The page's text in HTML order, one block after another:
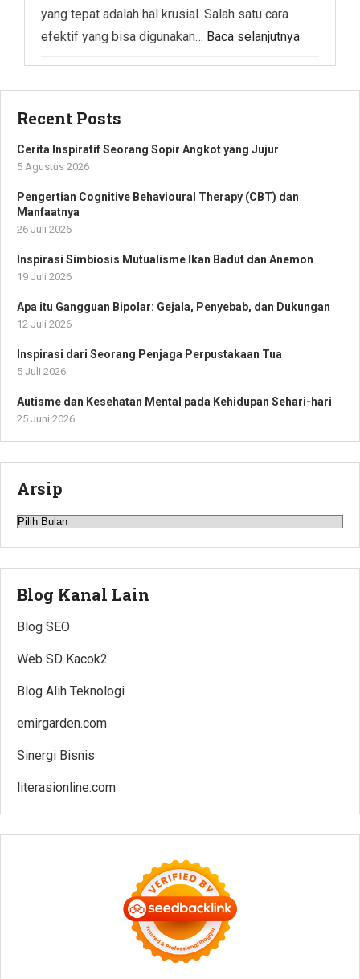
yang tepat adalah hal krusial. Salah satu cara
efektif yang bisa digunakan… Baca selanjutnya
Recent Posts
Cerita Inspiratif Seorang Sopir Angkot yang Jujur
5 Agustus 2026
Pengertian Cognitive Behavioural Therapy (CBT) dan
Manfaatnya
26 Juli 2026
Inspirasi Simbiosis Mutualisme Ikan Badut dan Anemon
19 Juli 2026
Apa itu Gangguan Bipolar: Gejala, Penyebab, dan Dukungan
12 Juli 2026
Inspirasi dari Seorang Penjaga Perpustakaan Tua
5 Juli 2026
Autisme dan Kesehatan Mental pada Kehidupan Sehari-hari
25 Juni 2026
Arsip
Arsip
Blog Kanal Lain
Blog SEO
Web SD Kacok2
Blog Alih Teknologi
emirgarden.com
Sinergi Bisnis
literasionline.com